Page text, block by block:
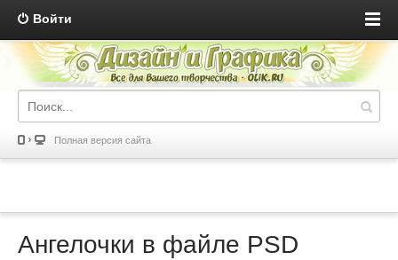
Войти
Полная версия сайта
Ангелочки в файле PSD